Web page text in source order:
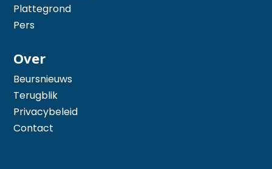
Plattegrond
Pers
Over
Beursnieuws
Terugblik
Privacybeleid
Contact